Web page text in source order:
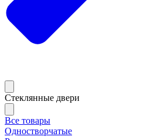
Стеклянные двери
Все товары
Одностворчатые